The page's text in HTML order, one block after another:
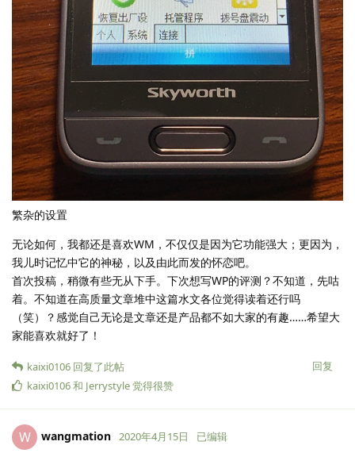
繁杂的设置
无论如何，我都还是喜欢WM，不仅仅是因为它功能强大；更因为，
我儿时记忆中它的神秘，以及由此而发的怀恋吧。
首次投稿，稍微有些无从下手。下次想写WP的评测？不知道，先咕
着。不知道在高质量文章堆中这篇水文各位觉得读着还行吗
（笑）？感觉自己无论是文章还是产品都不如大家的有趣……希望大
家能喜欢就好了！
回复
kaixi0106 回复了此帖
kaixi0106和 Jerrystyle觉得很赞
W wangmation 2020年4月15日 已编辑